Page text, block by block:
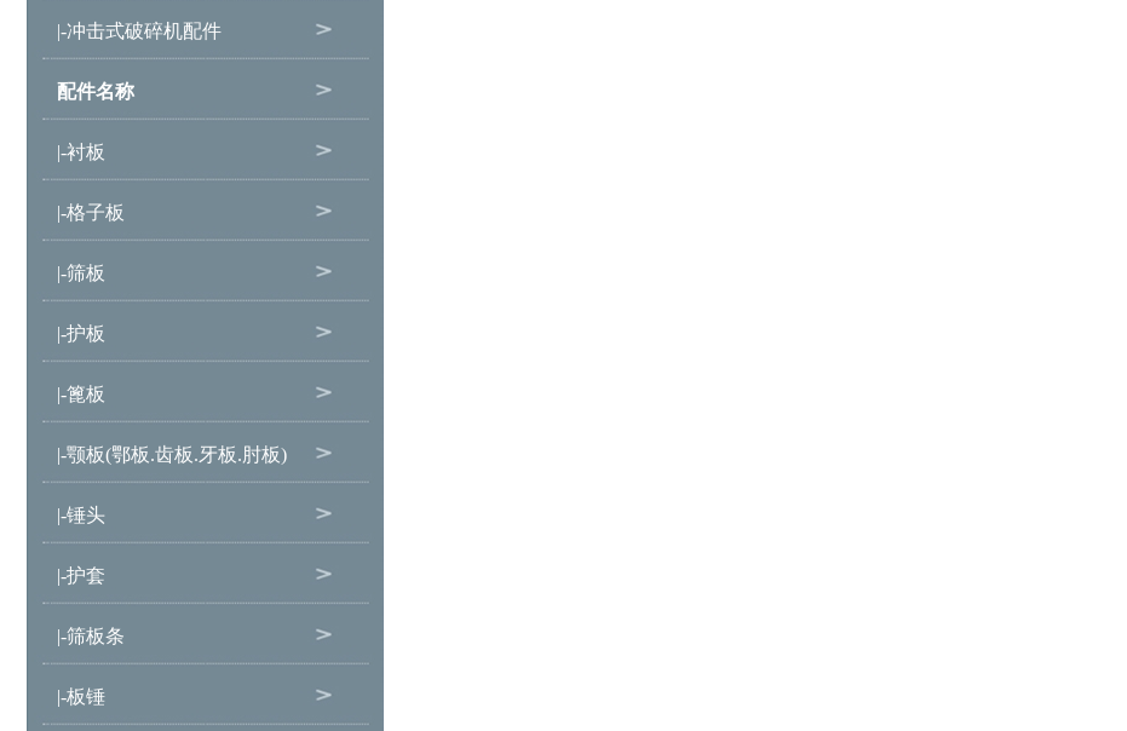
|-冲击式破碎机配件
配件名称
|-衬板
|-格子板
|-筛板
|-护板
|-篦板
|-颚板(鄂板.齿板.牙板.肘板)
|-锤头
|-护套
|-筛板条
|-板锤